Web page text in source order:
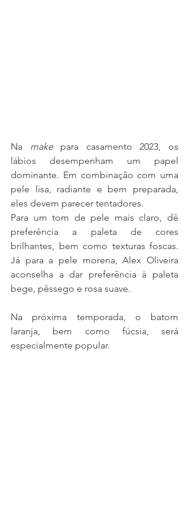
Na make para casamento 2023, os
lábios desempenham um papel
dominante. Em combinação com uma
pele lisa, radiante e bem preparada,
eles devem parecer tentadores.
Para um tom de pele mais claro, dê
preferência a paleta de cores
brilhantes, bem como texturas foscas.
Já para a pele morena, Alex Oliveira
aconselha a dar preferência à paleta
bege, pêssego e rosa suave.
Na próxima temporada, o batom
laranja, bem como fúcsia, será
especialmente popular.